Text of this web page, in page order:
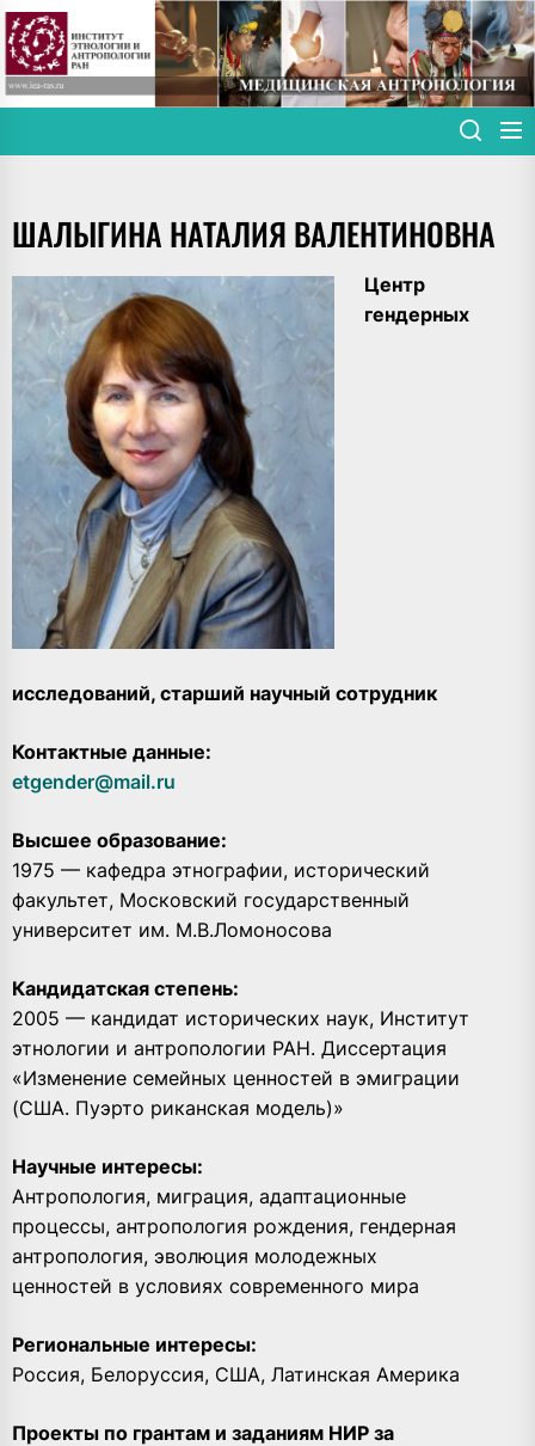
Skip
to
the
content
ШАЛЫГИНА НАТАЛИЯ ВАЛЕНТИНОВНА
Центр
гендерных
исследований, старший научный сотрудник
Контактные данные:
etgender@mail.ru
Высшее образование:
1975 — кафедра этнографии, исторический
факультет, Московский государственный
университет им. М.В.Ломоносова
Кандидатская степень:
2005 — кандидат исторических наук, Институт
этнологии и антропологии РАН. Диссертация
«Изменение семейных ценностей в эмиграции
(США. Пуэрто риканская модель)»
Научные интересы:
Антропология, миграция, адаптационные
процессы, антропология рождения, гендерная
антропология, эволюция молодежных
ценностей в условиях современного мира
Региональные интересы:
Россия, Белоруссия, США, Латинская Америка
Проекты по грантам и заданиям НИР за